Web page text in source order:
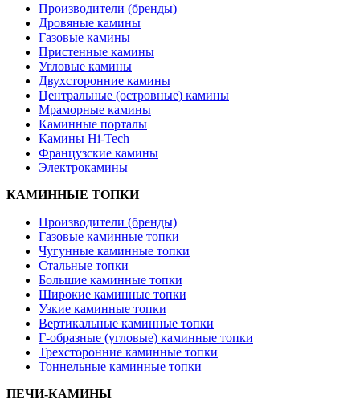
Производители (бренды)
Дровяные камины
Газовые камины
Пристенные камины
Угловые камины
Двухсторонние камины
Центральные (островные) камины
Мраморные камины
Каминные порталы
Камины Hi-Tech
Французские камины
Электрокамины
КАМИННЫЕ ТОПКИ
Производители (бренды)
Газовые каминные топки
Чугунные каминные топки
Стальные топки
Большие каминные топки
Широкие каминные топки
Узкие каминные топки
Вертикальные каминные топки
Г-образные (угловые) каминные топки
Трехсторонние каминные топки
Тоннельные каминные топки
ПЕЧИ-КАМИНЫ